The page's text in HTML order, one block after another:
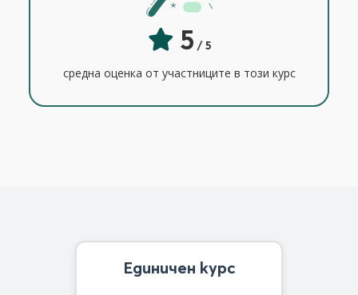
5 / 5
средна оценка от участниците в този курс
Единичен курс